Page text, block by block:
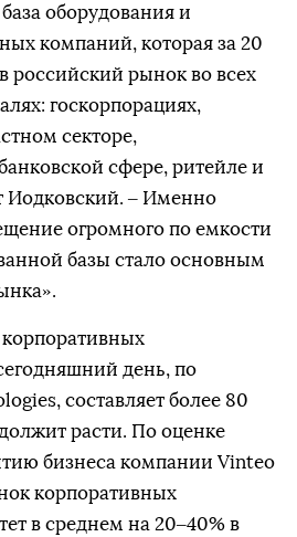
оборудования и
компаний, которая за 20
российский рынок во всех
госкорпорациях,
секторе,
сфере, ритейле и
Иодковский. – Именно
огромного по емкости
базы стало основным
день, по
составляет более 80
расти. По оценке
бизнеса компании Vinteo
корпоративных
в среднем на 20–40% в